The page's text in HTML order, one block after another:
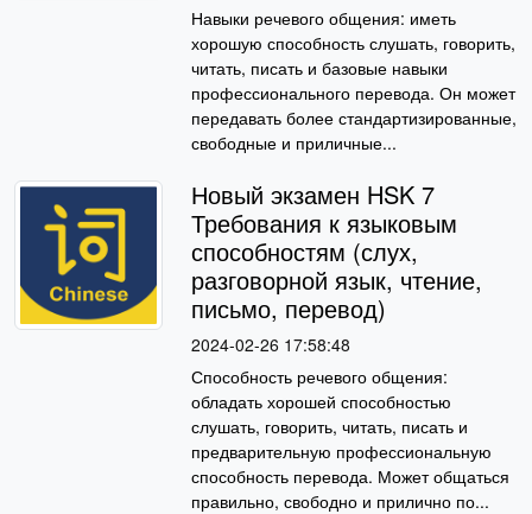
Навыки речевого общения: иметь
хорошую способность слушать, говорить,
читать, писать и базовые навыки
профессионального перевода. Он может
передавать более стандартизированные,
свободные и приличные...
Новый экзамен HSK 7
Требования к языковым
способностям (слух,
разговорной язык, чтение,
письмо, перевод)
2024-02-26 17:58:48
Способность речевого общения:
обладать хорошей способностью
слушать, говорить, читать, писать и
предварительную профессиональную
способность перевода. Может общаться
правильно, свободно и прилично по...